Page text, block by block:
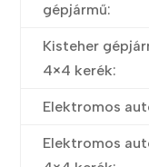
gépjármű:
Kisteher
4×4 kerék:
Elektromos
Elektromos